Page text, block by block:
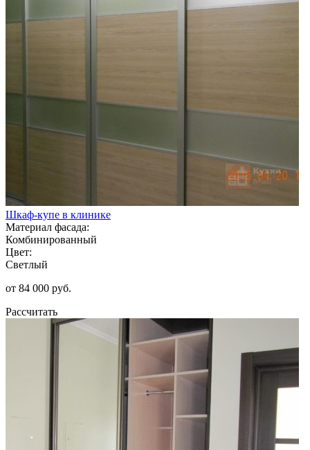
Шкаф-купе в клинике
Материал фасада:
Комбинированный
Цвет:
Светлый
от 84 000 руб.
Рассчитать